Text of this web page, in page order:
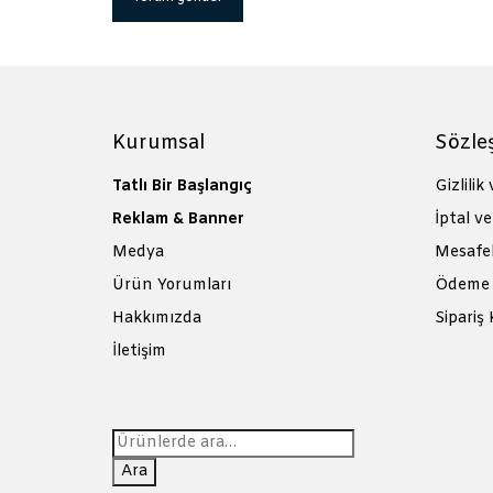
Kurumsal
Tatlı Bir Başlangıç
Reklam & Banner
Medya
Ürün Yorumları
Hakkımızda
İletişim
Ara:
Ara
Gizlilik
İptal
Sipariş